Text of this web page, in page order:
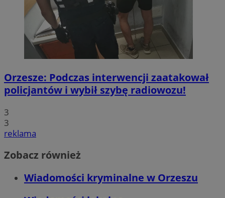
Orzesze: Podczas interwencji zaatakował
policjantów i wybił szybę radiowozu!
3
3
reklama
Zobacz również
Wiadomości kryminalne w Orzeszu